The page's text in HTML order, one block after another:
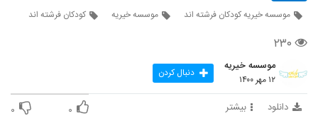
موسسه خیریه کودکان فرشته اند
موسسه خیریه کودکان فرشته اند
۲۳۰
موسسه خیریه
۱۲ مهر ۱۴۰۰ دنبال کردن
دانلود بیشتر ۰ ۰